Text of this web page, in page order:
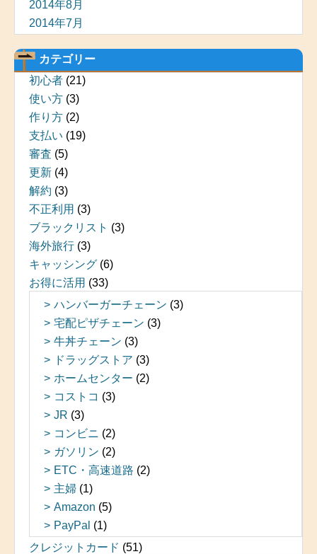
2014年8月
2014年7月
カテゴリー
初心者 (21)
使い方 (3)
作り方 (2)
支払い (19)
審査 (5)
更新 (4)
解約 (3)
不正利用 (3)
ブラックリスト (3)
海外旅行 (3)
キャッシング (6)
お得に活用 (33)
ハンバーガーチェーン (3)
宅配ピザチェーン (3)
牛丼チェーン (3)
ドラッグストア (3)
ホームセンター (2)
コストコ (3)
JR (3)
コンビニ (2)
ガソリン (2)
ETC・高速道路 (2)
主婦 (1)
Amazon (5)
PayPal (1)
クレジットカード (51)